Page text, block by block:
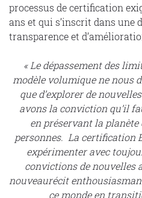
processus de certification
ans et qui s’inscrit dans une
transparence et
« Le dépassement des
modèle volumique ne nous
que d’explorer de
avons la conviction qu’il
en préservant la
personnes. La certification
expérimenter avec
convictions de nouvelles
nouveaurécit
ce monde en